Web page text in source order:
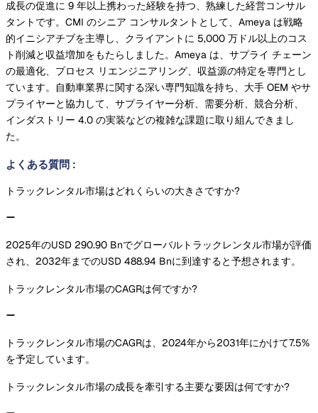
成長の促進に 9 年以上携わった経験を持つ、熟練した経営コンサル
タントです。CMI のシニア コンサルタントとして、Ameya は戦略
的イニシアチブを主導し、クライアントに 5,000 万ドル以上のコス
ト削減と収益増加をもたらしました。Ameya は、サプライ チェーン
の最適化、プロセス リエンジニアリング、収益源の特定を専門とし
ています。自動車業界に関する深い専門知識を持ち、大手 OEM やサ
プライヤーと協力して、サプライヤー分析、需要分析、競合分析、
インダストリー 4.0 の実装などの複雑な課題に取り組んできまし
た。
よくある質問 :
トラックレンタル市場はどれくらいの大きさですか?
2025年のUSD 290.90 Bnでグローバルトラックレンタル市場が評価
され、2032年までのUSD 488.94 Bnに到達すると予想されます。
トラックレンタル市場のCAGRは何ですか?
トラックレンタル市場のCAGRは、2024年から2031年にかけて7.5%
を予定しています。
トラックレンタル市場の成長を牽引する主要な要因は何ですか?